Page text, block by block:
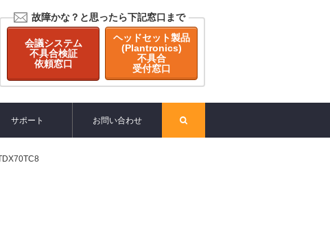
故障かな？と思ったら下記窓口まで
会議システム
不具合検証
依頼窓口
ヘッドセット製品
(Plantronics)
不具合
受付窓口
サポート お問い合わせ